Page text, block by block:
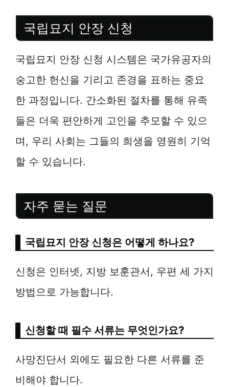
국립묘지 안장 신청
국립묘지 안장 신청 시스템은 국가유공자의
숭고한 헌신을 기리고 존경을 표하는 중요
한 과정입니다. 간소화된 절차를 통해 유족
들은 더욱 편안하게 고인을 추모할 수 있으
며, 우리 사회는 그들의 희생을 영원히 기억
할 수 있습니다.
자주 묻는 질문
국립묘지 안장 신청은 어떻게 하나요?
신청은 인터넷, 지방 보훈관서, 우편 세 가지
방법으로 가능합니다.
신청할 때 필수 서류는 무엇인가요?
사망진단서 외에도 필요한 다른 서류를 준
비해야 합니다.